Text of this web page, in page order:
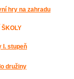
hry na zahradu
I. stupeň
družiny